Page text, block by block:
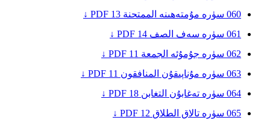
060 سۈرە مۇمتەھىنە الممتحنة 13
PDF ↓
061 سۈرە سەف الصف 14
PDF ↓
062 سۈرە جۇمۇئە الجمعة 11
PDF ↓
063 سۈرە مۇناپىقۇن المنافقون 11
PDF ↓
064 سۈرە تەغابۇن التغابن 18
PDF ↓
065 سۈرە تالاق الطلاق 12
PDF ↓